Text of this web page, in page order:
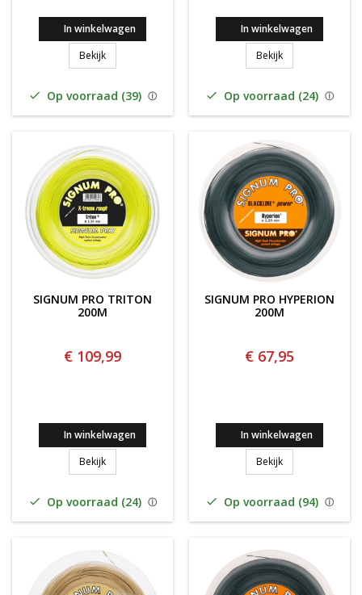
In winkelwagen
BekijkSIGNUM PRO POLY PLASMA HEXTREME 200M
 Op voorraad (39)
In winkelwagen
BekijkSignum Pro
 Op voorraad (24)
SIGNUM PRO TRITON
200M
€ 109,99
In winkelwagen
BekijkSignum Pro Triton 200m
 Op voorraad (24)
SIGNUM PRO HYPERION
200M
€ 67,95
In winkelwagen
BekijkSignum Pro
 Op voorraad (94)